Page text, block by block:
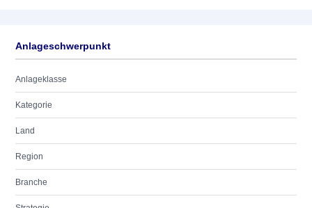
Anlageschwerpunkt
Anlageklasse
Kategorie
Land
Region
Branche